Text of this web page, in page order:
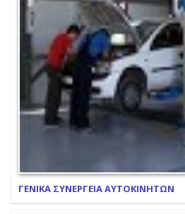
ΓΕΝΙΚΑ ΣΥΝΕΡΓΕΙΑ ΑΥΤΟΚΙΝΗΤΩΝ